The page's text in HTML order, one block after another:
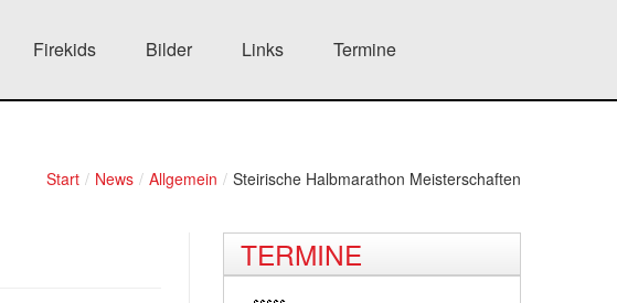
Firekids Bilder Links Termine
Start / News / Allgemein / Steirische Halbmarathon Meisterschaften
TERMINE